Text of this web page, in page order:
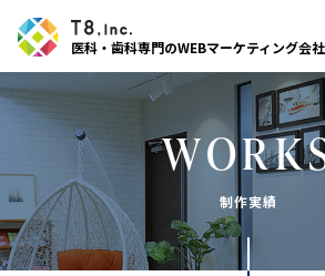
医科・歯科専門のWEBマーケティング会
制作実績